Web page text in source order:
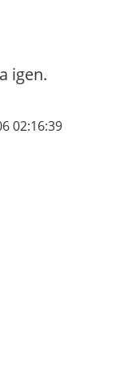
igen.
02:16:39